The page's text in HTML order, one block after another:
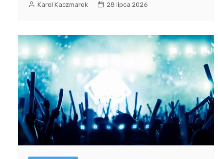
Karol Kaczmarek 28 lipca 2026